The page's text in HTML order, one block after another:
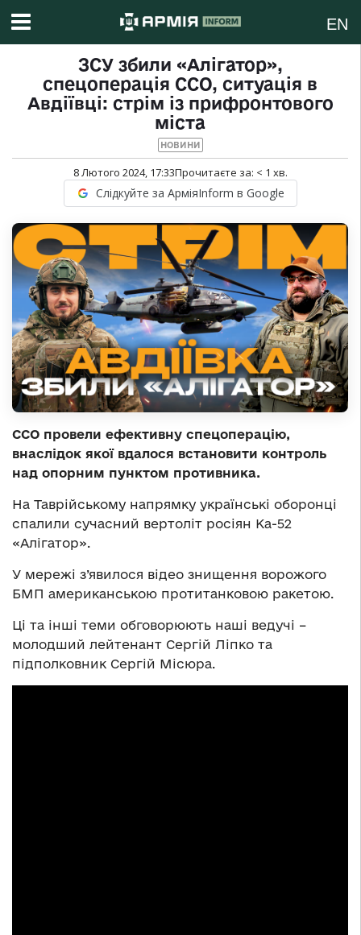
EN
ЗСУ збили «Алігатор»,
спецоперація ССО, ситуація в
Авдіївці: стрім із прифронтового
міста
НОВИНИ
8 Лютого 2024, 17:33Прочитаєте за: < 1 хв.
Слідкуйте за АрміяInform в Google
ССО провели ефективну спецоперацію,
внаслідок якої вдалося встановити контроль
над опорним пунктом противника.
На Таврійському напрямку українські оборонці
спалили сучасний вертоліт росіян Ка-52
«Алігатор».
У мережі з’явилося відео знищення ворожого
БМП американською протитанковою ракетою.
Ці та інші теми обговорюють наші ведучі –
молодший лейтенант Сергій Ліпко та
підполковник Сергій Місюра.